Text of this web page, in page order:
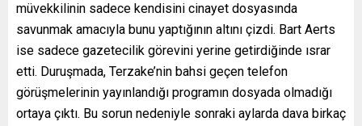
müvekkilinin sadece kendisini cinayet dosyasında
savunmak amacıyla bunu yaptığının altını çizdi. Bart Aerts
ise sadece gazetecilik görevini yerine getirdiğinde ısrar
etti. Duruşmada, Terzake’nin bahsi geçen telefon
görüşmelerinin yayınlandığı programın dosyada olmadığı
ortaya çıktı. Bu sorun nedeniyle sonraki aylarda dava birkaç